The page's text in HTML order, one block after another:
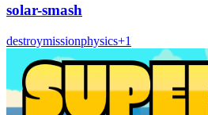
solar-smash
destroymissionphysics+1